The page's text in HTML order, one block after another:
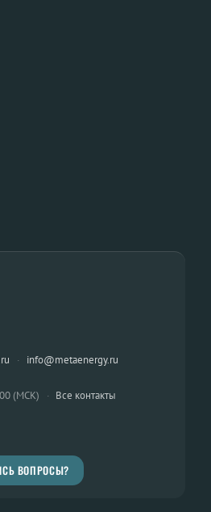
· info@metaenergy.ru
(МСК) · Все контакты
ВОПРОСЫ?